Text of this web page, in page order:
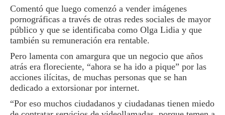
Comentó que luego co­menzó a vender imágenes
pornográficas a través de otras redes sociales de ma­yor
público y que se iden­tificaba como Olga Lidia y que
también su remunera­ción era rentable.
Pero lamenta con amar­gura que un negocio que años
atrás era floreciente, “ahora se ha ido a pique” por las
acciones ilícitas, de muchas personas que se han
dedicado a extorsionar por internet.
“Por eso muchos ciuda­danos y ciudadanas tienen miedo